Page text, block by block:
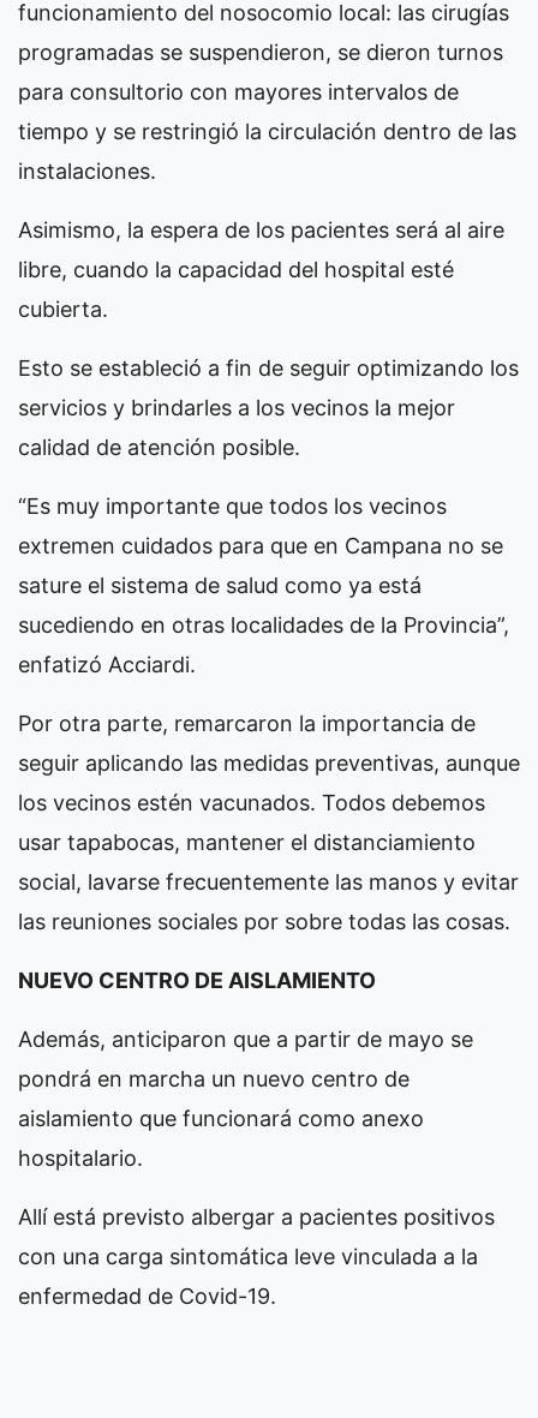
funcionamiento del nosocomio local: las cirugías
programadas se suspendieron, se dieron turnos
para consultorio con mayores intervalos de
tiempo y se restringió la circulación dentro de las
instalaciones.
Asimismo, la espera de los pacientes será al aire
libre, cuando la capacidad del hospital esté
cubierta.
Esto se estableció a fin de seguir optimizando los
servicios y brindarles a los vecinos la mejor
calidad de atención posible.
“Es muy importante que todos los vecinos
extremen cuidados para que en Campana no se
sature el sistema de salud como ya está
sucediendo en otras localidades de la Provincia”,
enfatizó Acciardi.
Por otra parte, remarcaron la importancia de
seguir aplicando las medidas preventivas, aunque
los vecinos estén vacunados. Todos debemos
usar tapabocas, mantener el distanciamiento
social, lavarse frecuentemente las manos y evitar
las reuniones sociales por sobre todas las cosas.
NUEVO CENTRO DE AISLAMIENTO
Además, anticiparon que a partir de mayo se
pondrá en marcha un nuevo centro de
aislamiento que funcionará como anexo
hospitalario.
Allí está previsto albergar a pacientes positivos
con una carga sintomática leve vinculada a la
enfermedad de Covid-19.